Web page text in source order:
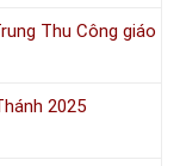
Thu Công giáo
2025